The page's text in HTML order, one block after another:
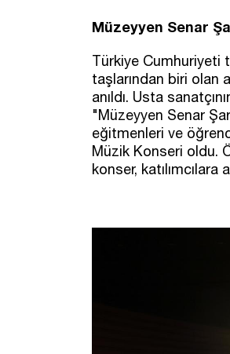
Müzeyyen Senar
Türkiye Cumhuriyeti
taşlarından biri olan
anıldı. Usta
"Müzeyyen Senar
eğitmenleri ve
Müzik Konseri oldu.
konser, katılımcılara